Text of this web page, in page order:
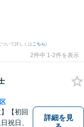
ついて詳しくはこちら)
2件中 1-2件を表示
【初回
祝日、
詳細を見